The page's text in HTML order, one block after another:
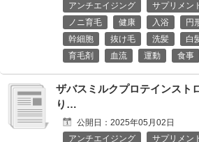
アンチエイジング
サプリメン
ノニ育毛
健康 入浴 円
幹細胞
抜け毛 洗髪 白
育毛剤
血流 運動 食事
ザバスミルクプロテインスト
り…
公開日： 2025年05月02日
アンチエイジング
サプリメン